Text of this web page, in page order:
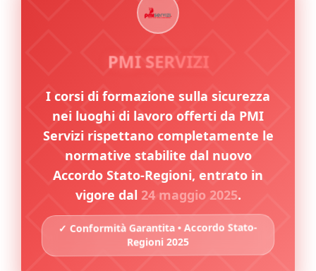
PMI SERVIZI
I corsi di formazione sulla sicurezza
nei luoghi di lavoro offerti da PMI
Servizi rispettano completamente le
normative stabilite dal nuovo
Accordo Stato-Regioni, entrato in
vigore dal 24 maggio 2025.
✓ Conformità Garantita • Accordo Stato-
Regioni 2025